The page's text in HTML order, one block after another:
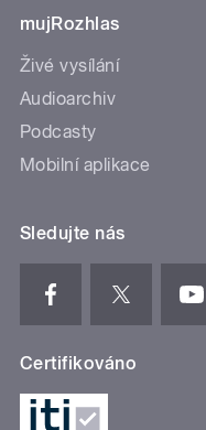
mujRozhlas
Živé vysílání
Audioarchiv
Podcasty
Mobilní aplikace
Sledujte nás
Certifikováno